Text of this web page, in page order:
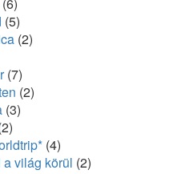
(5)
(2)
(7)
(2)
(3)
(4)
világ körül (2)